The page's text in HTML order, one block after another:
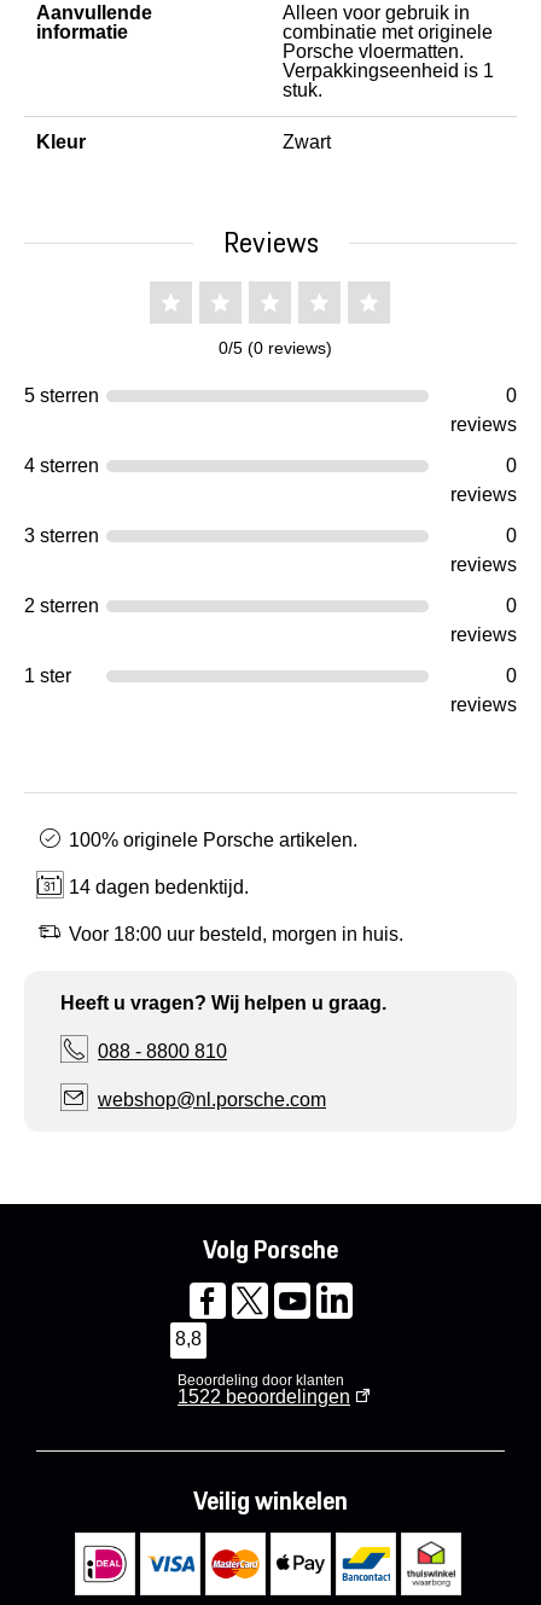
Aanvullende
informatie
Alleen voor gebruik in
combinatie met originele
Porsche vloermatten.
Verpakkingseenheid is 1
stuk.
Kleur Zwart
Reviews
0/5 (0 reviews)
5 sterren
0
reviews
4 sterren
0
reviews
3 sterren
0
reviews
2 sterren
0
reviews
1 ster
0
reviews
100% originele Porsche artikelen.
14 dagen bedenktijd.
Voor 18:00 uur besteld, morgen in huis.
Heeft u vragen? Wij helpen u graag.
088 - 8800 810
webshop@nl.porsche.com
Volg Porsche
8,8
Beoordeling door klanten
1522 beoordelingen
Veilig winkelen